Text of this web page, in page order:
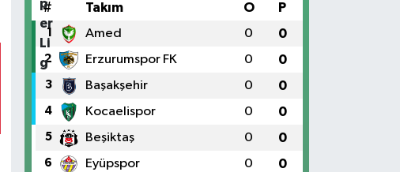
# Takım O P
1 Amed 0 0
2 Erzurumspor FK 0 0
3 Başakşehir 0 0
4 Kocaelispor 0 0
5 Beşiktaş 0 0
6 Eyüpspor 0 0